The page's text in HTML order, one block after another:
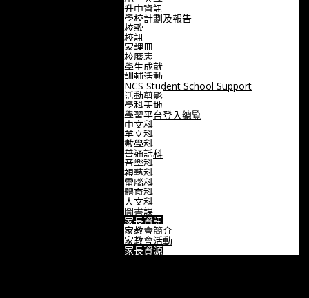
升中資訊
學校計劃及報告
校歌
校訊
家課冊
校曆表
學生成就
訓輔活動
NCS Student School Support
活動剪影
學科天地
學習平台登入總覧
中文科
英文科
數學科
普通話科
音樂科
視藝科
電腦科
體育科
人文科
圖書課
家長資訊
家教會簡介
家教會活動
家長資源